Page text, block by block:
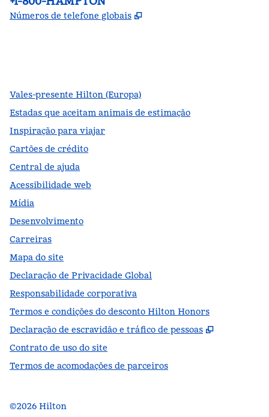
Números de telefone globais ,
Vales-presente Hilton (Europa)
Estadas que aceitam animais de estimação
Inspiração para viajar
Cartões de crédito
Central de ajuda
Acessibilidade web
Mídia
Desenvolvimento
Carreiras
Mapa do site
Declaração de Privacidade Global
Responsabilidade corporativa
Termos e condições do desconto Hilton Honors
Declaração de escravidão e tráfico de pessoas
,
Contrato de uso do site
Termos de acomodações de parceiros
©2026 Hilton